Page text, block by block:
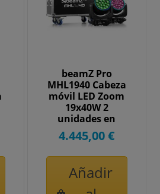
beamZ Pro
MHL1940 Cabeza
móvil LED Zoom
19x40W 2
unidades en
Flightcase
150105
4.445,00 €
Añadir